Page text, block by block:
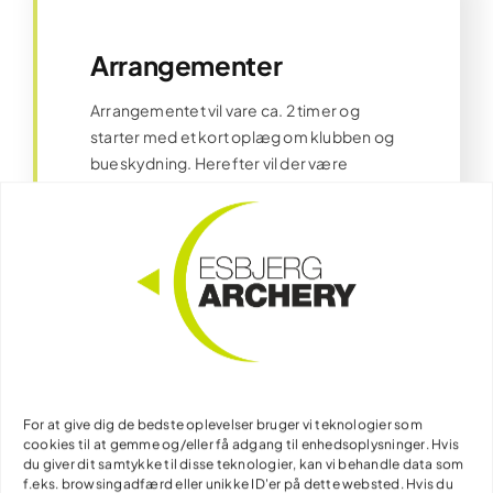
For at give dig de bedste oplevelser bruger vi teknologier som
cookies til at gemme og/eller få adgang til enhedsoplysninger. Hvis
du giver dit samtykke til disse teknologier, kan vi behandle data som
f.eks. browsingadfærd eller unikke ID'er på dette websted. Hvis du
Arrangementer
Arrangementet vil vare ca. 2 timer og
starter med et kort oplæg om klubben og
bueskydning. Herefter vil der være
sikkerhedsregler. Efterfølgende får
deltagerne lov til selv at skyde.
Efter et par prøverunder vil der være
mulighed for at skyde point, hvis der er
stemning for det. Man kan enten lave
almindelig point skydning eller et spil dart
to hold. Mulighederne er mange…
Til børnefødselsdag afsættes der 3 timer,